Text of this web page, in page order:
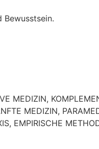
MEDIZIN,
MEDIZIN,
EMPIRISCHE